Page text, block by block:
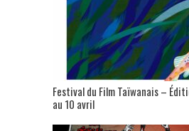
Festival du Film Taïwanais –
au 10 avril